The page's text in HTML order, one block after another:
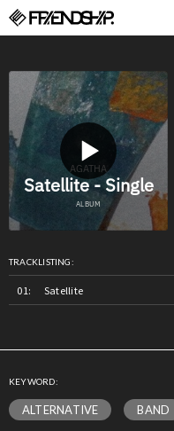
TRACKLISTING:
Satellite
KEYWORD:
ALTERNATIVE BAND